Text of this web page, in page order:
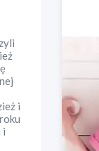
i
i